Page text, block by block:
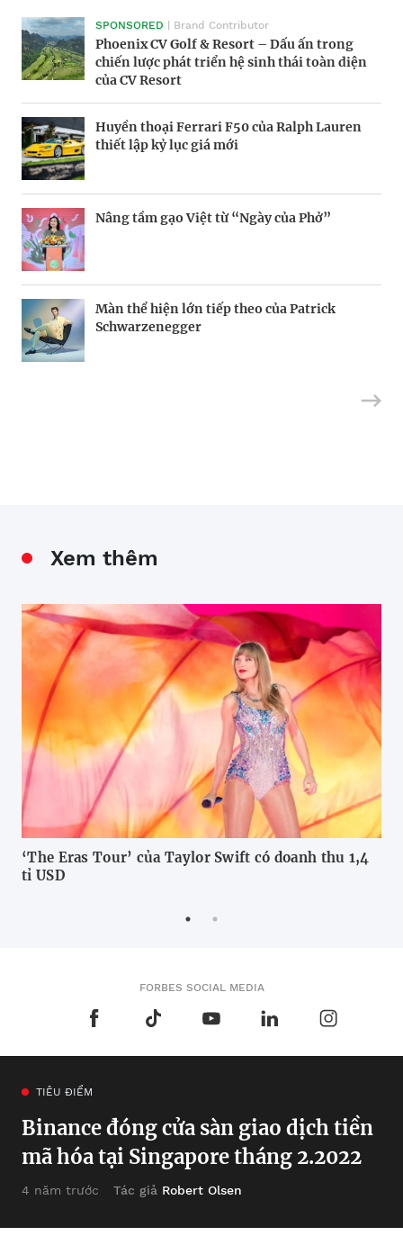
SPONSORED | Brand Contributor
Phoenix CV Golf & Resort – Dấu ấn trong
chiến lược phát triển hệ sinh thái toàn diện
của CV Resort
Huyền thoại Ferrari F50 của Ralph Lauren
thiết lập kỷ lục giá mới
Nâng tầm gạo Việt từ “Ngày của Phở”
Màn thể hiện lớn tiếp theo của Patrick
Schwarzenegger
Morgan Supersport 2025: Siêu xe hiện đại
trong dáng vẻ hoài cổ
Phòng chờ thương gia SASCO – Trải nghiệm
quốc tế, kết tinh bản sắc
Hàng xóm tỷ phú của ông Donald Trump
Riot Studios làm phim Hollywood tại Việt
Nam
Victor Vũ và nghệ thuật cân bằng trong
điện ảnh
Nền kinh tế tỷ đô tại giải Oscar
Thương hiệu tham gia vào cuộc chơi “music
marketing” tiền tỷ
Hiểu đúng gen Z
Xem thêm
‘The Eras Tour’ của Taylor Swift có doanh thu 1,4
tỉ USD
FORBES SOCIAL MEDIA
TIÊU ĐIỂM
Binance đóng cửa sàn giao dịch tiền
mã hóa tại Singapore tháng 2.2022
4 năm trước Tác giả Robert Olsen